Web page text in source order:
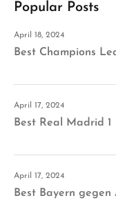
Popular Posts
April 18, 2024
Best Champions
April 17, 2024
Best Real Madrid 1
April 17, 2024
Best Bayern gegen